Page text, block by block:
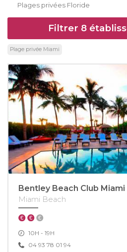
Plages privées Floride
Filtrer 8
Plage privée Miami
Bentley Beach Club Miami
Miami Beach
10H - 19H
04 93 78 01 94